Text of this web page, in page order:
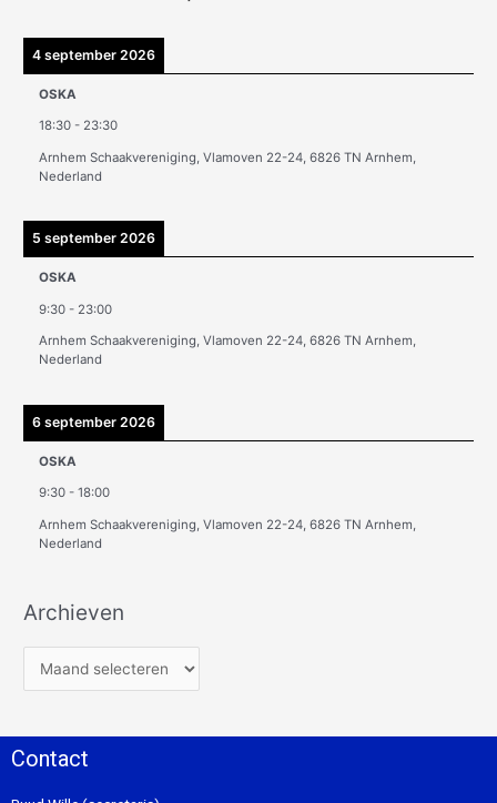
4 september 2026
OSKA
18:30 - 23:30
Arnhem Schaakvereniging, Vlamoven 22-24, 6826 TN Arnhem,
Nederland
5 september 2026
OSKA
9:30 - 23:00
Arnhem Schaakvereniging, Vlamoven 22-24, 6826 TN Arnhem,
Nederland
6 september 2026
OSKA
9:30 -18:00
Arnhem Schaakvereniging, Vlamoven 22-24, 6826 TN Arnhem,
Nederland
Archieven
e
Contact